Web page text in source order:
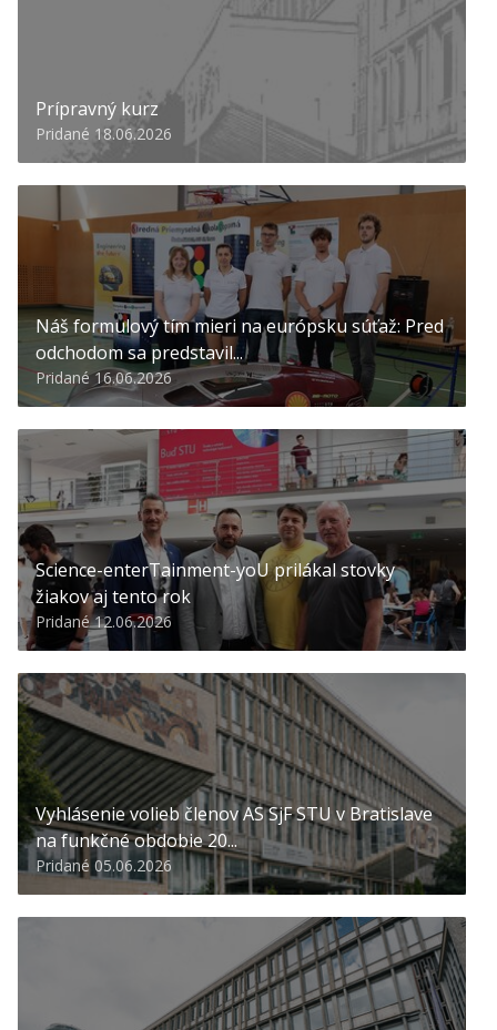
Prípravný kurz
Pridané 18.06.2026
Náš formulový tím mieri na európsku súťaž: Pred
odchodom sa predstavil...
Pridané 16.06.2026
Science-enterTainment-yoU prilákal stovky
žiakov aj tento rok
Pridané 12.06.2026
Vyhlásenie volieb členov AS SjF STU v Bratislave
na funkčné obdobie 20...
Pridané 05.06.2026